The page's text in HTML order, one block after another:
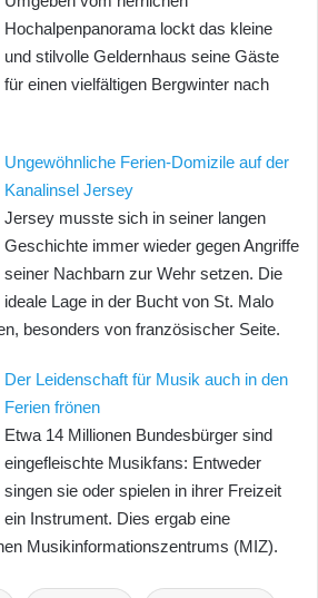
Hochalpenpanorama lockt das kleine
und stilvolle Geldernhaus seine Gäste
für einen vielfältigen Bergwinter nach
Ungewöhnliche Ferien-Domizile auf der
Kanalinsel Jersey
Jersey musste sich in seiner langen
Geschichte immer wieder gegen Angriffe
seiner Nachbarn zur Wehr setzen. Die
ideale Lage in der Bucht von St. Malo
besonders von französischer Seite.
Der Leidenschaft für Musik auch in den
Ferien frönen
Etwa 14 Millionen Bundesbürger sind
eingefleischte Musikfans: Entweder
singen sie oder spielen in ihrer Freizeit
ein Instrument. Dies ergab eine
Musikinformationszentrums (MIZ).